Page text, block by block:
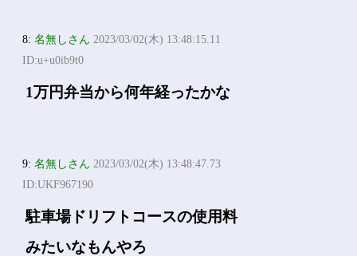
8:名無しさん 2023/03/02(木) 13:48:15.11
ID:u+u0ib9t0
1万円弁当から何年経ったかな
9:名無しさん 2023/03/02(木) 13:48:47.73
ID:UKF967190
駐車場ドリフトコースの使用料
みたいなもんやろ